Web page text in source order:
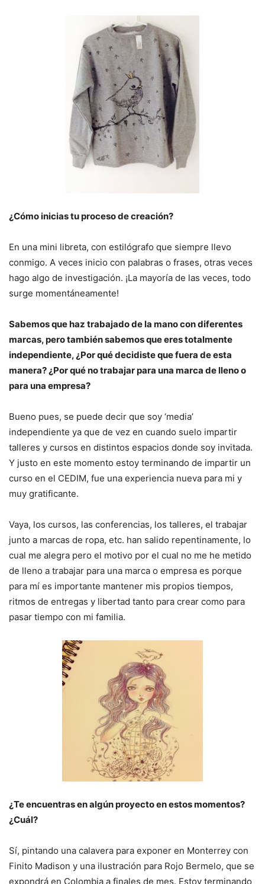
¿Cómo inicias tu proceso de creación?
En una mini libreta, con estilógrafo que siempre llevo
conmigo. A veces inicio con palabras o frases, otras veces
hago algo de investigación. ¡La mayoría de las veces, todo
surge momentáneamente!
Sabemos que haz trabajado de la mano con diferentes
marcas, pero también sabemos que eres totalmente
independiente, ¿Por qué decidiste que fuera de esta
manera? ¿Por qué no trabajar para una marca de lleno o
para una empresa?
Bueno pues, se puede decir que soy ‘media’
independiente ya que de vez en cuando suelo impartir
talleres y cursos en distintos espacios donde soy invitada.
Y justo en este momento estoy terminando de impartir un
curso en el CEDIM, fue una experiencia nueva para mi y
muy gratificante.
Vaya, los cursos, las conferencias, los talleres, el trabajar
junto a marcas de ropa, etc. han salido repentinamente, lo
cual me alegra pero el motivo por el cual no me he metido
de lleno a trabajar para una marca o empresa es porque
para mí es importante mantener mis propios tiempos,
ritmos de entregas y libertad tanto para crear como para
pasar tiempo con mi familia.
¿Te encuentras en algún proyecto en estos momentos?
¿Cuál?
Sí, pintando una calavera para exponer en Monterrey con
Finito Madison y una ilustración para Rojo Bermelo, que se
expondrá en Colombia a finales de mes. Estoy terminando